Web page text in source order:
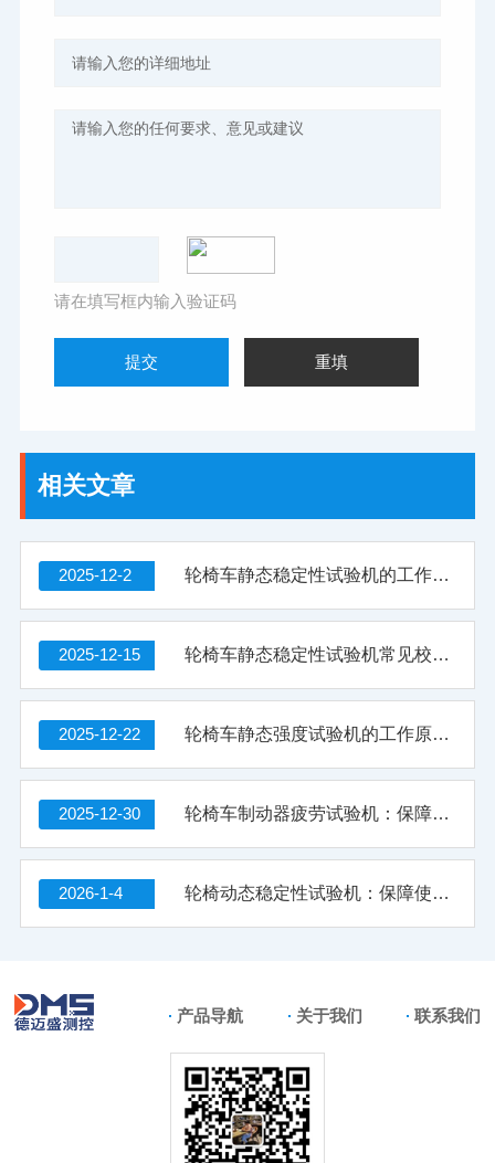
请在填写框内输入验证码
相关文章
2025-12-2 轮椅车静态稳定性试验机的工作原理与结构组成
2025-12-15 轮椅车静态稳定性试验机常见校准与维护误区
2025-12-22 轮椅车静态强度试验机的工作原理与结构组成解析
2025-12-30 轮椅车制动器疲劳试验机：保障行动辅具安全的关键设备
2026-1-4 轮椅动态稳定性试验机：保障使用者安全的关键检测设备
产品导航 关于我们 联系我们